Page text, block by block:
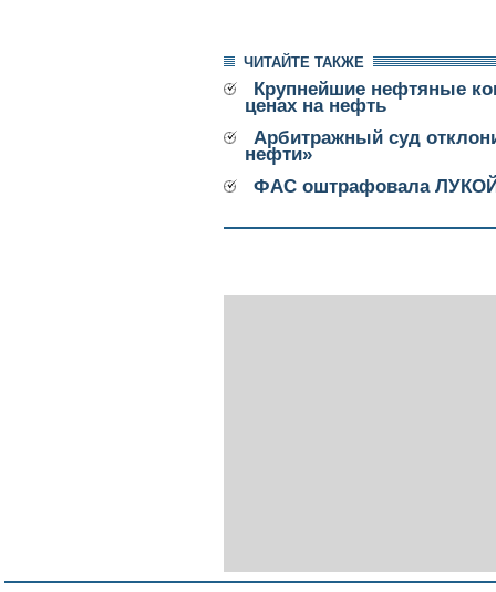
ЧИТАЙТЕ ТАКЖЕ
Крупнейшие нефтяные
ценах на нефть
Арбитражный суд
нефти»
ФАС оштрафовала